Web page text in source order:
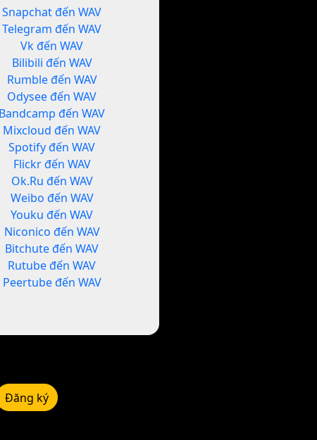
Snapchat đến WAV
Telegram đến WAV
Vk đến WAV
Bilibili đến WAV
Rumble đến WAV
Odysee đến WAV
Bandcamp đến WAV
Mixcloud đến WAV
Spotify đến WAV
Flickr đến WAV
Ok.Ru đến WAV
Weibo đến WAV
Youku đến WAV
Niconico đến WAV
Bitchute đến WAV
Rutube đến WAV
Peertube đến WAV
Đăng ký